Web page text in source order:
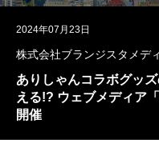
2024年07月23日
株式会社ブランジスタメデ
ありしゃんコラボグッ
える!? ウェブメディア
開催